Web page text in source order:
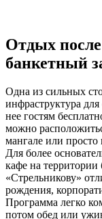
Отдых
банкетный
Одна из сильных
инфраструктура
нее гостям
можно
мангале или просто
Для более
кафе на территории
«Стрельникову»
рождения,
Программа легко
потом обед или